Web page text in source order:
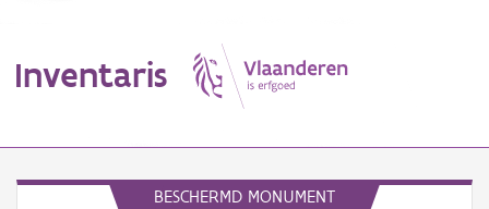
Inventaris
BESCHERMD MONUMENT